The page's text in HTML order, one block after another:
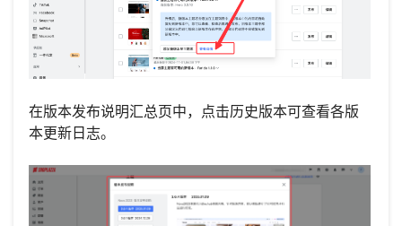
在版本发布说明汇总页中，点击历史版本可查看各版
本更新日志。